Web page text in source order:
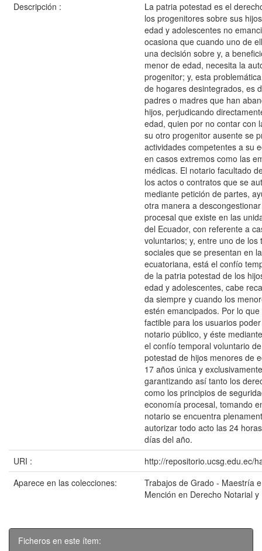
Descripción :
La patria potestad es el
los progenitores sobre sus
edad y adolescentes no
ocasiona que cuando uno de
una decisión sobre y, a
menor de edad, necesita la
progenitor; y, esta
de hogares desintegrados, es
padres o madres que han
hijos, perjudicando
edad, quien por no contar con
su otro progenitor ausente se
actividades competentes a su
en casos extremos como las
médicas. El notario facultado
los actos o contratos que se
mediante petición de partes,
otra manera a
procesal que existe en las
del Ecuador, con referente a
voluntarios; y, entre uno de los
sociales que se presentan en
ecuatoriana, está el confío
de la patria potestad de los
edad y adolescentes, cabe
da siempre y cuando los
estén emancipados. Por lo
factible para los usuarios
notario público, y éste
el confío temporal voluntario
potestad de hijos menores de
17 años única y
garantizando así tanto los
como los principios de
economía procesal, tomando
notario se encuentra
autorizar todo acto las 24
días del año.
URI :
http://repositorio.ucsg.edu.ec/
Aparece en las colecciones:
Trabajos de Grado - Maestría
Mención en Derecho Notarial y
Ficheros en este ítem: